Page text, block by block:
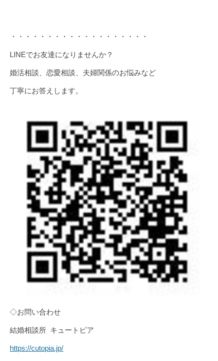
・・・・・・・・・・・・・・・・・・・
LINEでお友達になりませんか？
婚活相談、恋愛相談、夫婦関係のお悩みなど
丁寧にお答えします。
◇お問い合わせ
結婚相談所 キュートピア
https://cutopia.jp/